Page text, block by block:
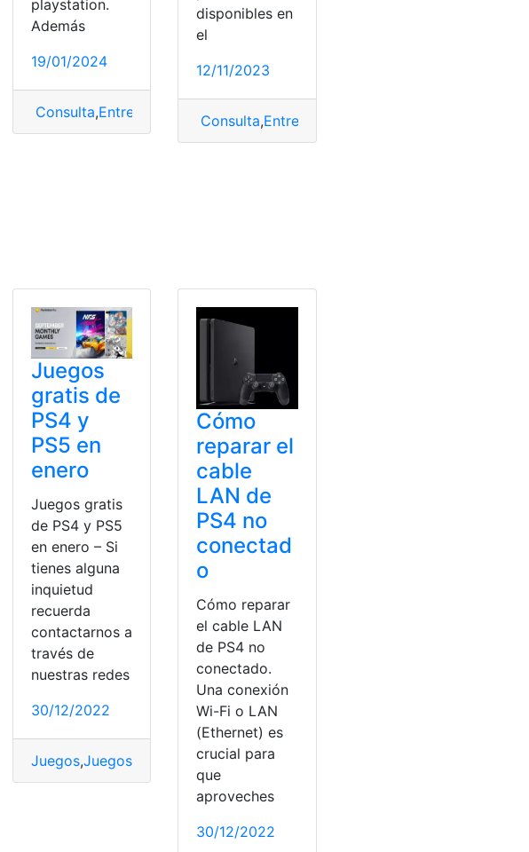
playstation.
Además
19/01/2024
Consulta,Entretenimiento,Ps4
disponibles en
el
12/11/2023
Consulta,Entretenimiento
Juegos
gratis de
PS4 y
PS5 en
enero
Juegos gratis
de PS4 y PS5
en enero – Si
tienes alguna
inquietud
recuerda
contactarnos a
través de
nuestras redes
30/12/2022
Juegos,Juegos gratis Playstation,PlayStation Plus
Cómo
reparar el
cable
LAN de
PS4 no
conectad
o
Cómo reparar
el cable LAN
de PS4 no
conectado.
Una conexión
Wi-Fi o LAN
(Ethernet) es
crucial para
que
aproveches
30/12/2022